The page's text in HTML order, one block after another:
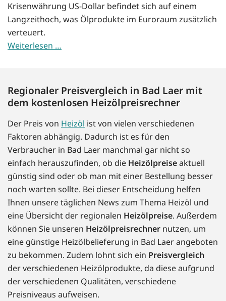
Krisenwährung US-Dollar befindet sich auf einem
Langzeithoch, was Ölprodukte im Euroraum zusätzlich
verteuert.
Weiterlesen …
Regionaler Preisvergleich in Bad Laer mit
dem kostenlosen Heizölpreisrechner
Der Preis von Heizöl ist von vielen verschiedenen
Faktoren abhängig. Dadurch ist es für den
Verbraucher in Bad Laer manchmal gar nicht so
einfach herauszufinden, ob die Heizölpreiseaktuell
günstig sind oder ob man mit einer Bestellung besser
noch warten sollte. Bei dieser Entscheidung helfen
Ihnen unsere täglichen News zum Thema Heizöl und
eine Übersicht der regionalen Heizölpreise. Außerdem
können Sie unseren Heizölpreisrechner nutzen, um
eine günstige Heizölbelieferung in Bad Laer angeboten
zu bekommen. Zudem lohnt sich ein Preisvergleich
der verschiedenen Heizölprodukte, da diese aufgrund
der verschiedenen Qualitäten, verschiedene
Preisniveaus aufweisen.